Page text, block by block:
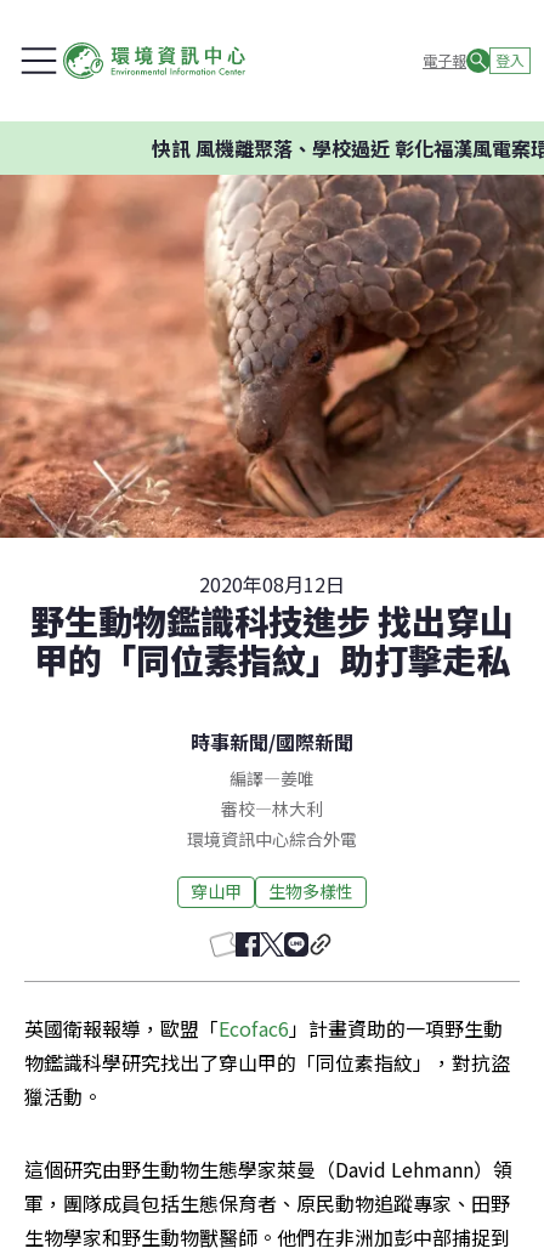
電子報 登入
風機離聚落、學校過近 彰化福漢風電案環委建
2020年08月12日
野生動物鑑識科技進步 找出穿山
甲的「同位素指紋」助打擊走私
時事新聞/國際新聞
編譯—姜唯
審校—林大利
環境資訊中心綜合外電
穿山甲 生物多樣性
英國衛報報導，歐盟「Ecofac6 」計畫資助的一項野生動
物鑑識科學研究找出了穿山甲的「同位素指紋」，對抗盜
獵活動。
這個研究由野生動物生態學家萊曼（David Lehmann）領
軍，團隊成員包括生態保育者、原民動物追蹤專家、田野
生物學家和野生動物獸醫師。他們在非洲加彭中部捕捉到